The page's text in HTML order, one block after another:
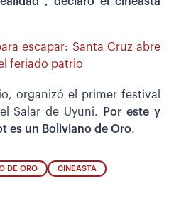
escapar: Santa Cruz abre
feriado patrio
organizó el primer festival
Salar de Uyuni.
Por este y
es un Boliviano de Oro.
DE ORO CINEASTA